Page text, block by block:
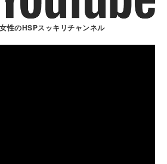
性のHSPスッキリチャンネル